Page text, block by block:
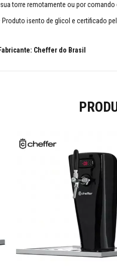
torre remotamente ou por comando
Produto isento de glicol e certificado
Cheffer do Brasil